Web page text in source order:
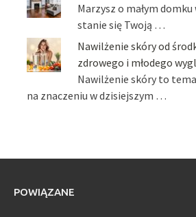
Marzysz o małym
stanie się Twoją …
Nawilżenie skóry od
zdrowego i młodego
Nawilżenie skóry to
na znaczeniu w dzisiejszym …
POWIĄZANE